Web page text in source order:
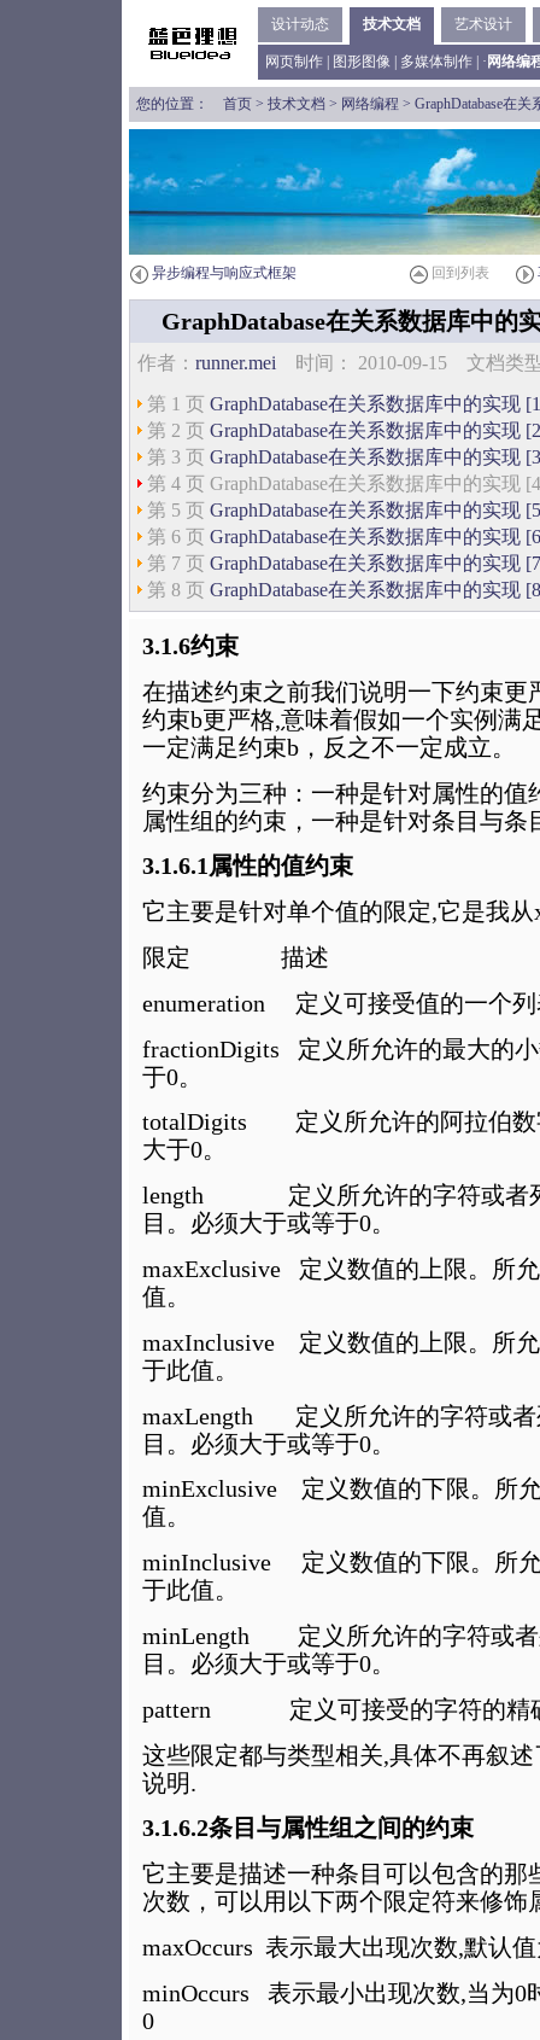
设计动态 技术文档 艺术设计
网页制作 图形图像 多媒体制作 | · 网络编
您的位置： 首页 > 技术文档 > 网络编程 > GraphDatabase在
异步编程与响应式框架 回到列表
GraphDatabase在关系数据库中的
作者： runner.mei 时间： 2010-09-15 文档类
第 1 页 GraphDatabase在关系数据库中的实现
第 2 页 GraphDatabase在关系数据库中的实现
第 3 页 GraphDatabase在关系数据库中的实现
第 4 页 GraphDatabase在关系数据库中的实现
第 5 页 GraphDatabase在关系数据库中的实现
第 6 页 GraphDatabase在关系数据库中的实现
第 7 页 GraphDatabase在关系数据库中的实现
第 8 页 GraphDatabase在关系数据库中的实现
3.1.6约束
在描述约束之前我们说明一下约束更
约束b更严格,意味着假如一个实例满
一定满足约束b，反之不一定成立。
约束分为三种：一种是针对属性的值
属性组的约束，一种是针对条目与条
3.1.6.1属性的值约束
它主要是针对单个值的限定,它是我
限定 描述
enumeration 定义可接受值的一个
fractionDigits 定义所允许的最大的
于0。
totalDigits 定义所允许的阿拉伯数
大于0。
length 定义所允许的字符或者列
目。必须大于或等于0。
maxExclusive 定义数值的上限。所
值。
maxInclusive 定义数值的上限。所
于此值。
maxLength 定义所允许的字符或者
目。必须大于或等于0。
minExclusive 定义数值的下限。所
值。
minInclusive 定义数值的下限。所
于此值。
minLength 定义所允许的字符或者
目。必须大于或等于0。
pattern 定义可接受的字符的精
这些限定都与类型相关,具体不再叙
说明.
3.1.6.2条目与属性组之间的约束
它主要是描述一种条目可以包含的那
次数，可以用以下两个限定符来修饰
maxOccurs 表示最大出现次数,默认
minOccurs 表示最小出现次数,当为0
0